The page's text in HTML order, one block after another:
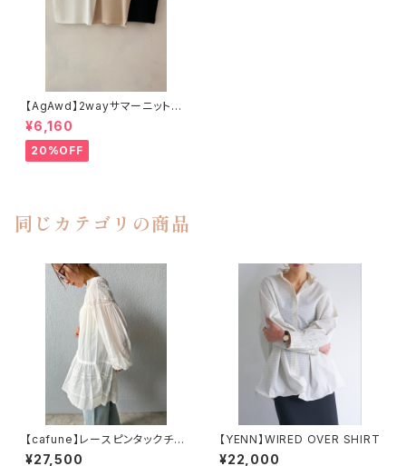
【AgAwd】2wayサマーニットタ
ンクトップ
¥6,160
20%OFF
同じカテゴリの商品
【cafune】レースピンタックチュ
ニックブラウス
¥27,500
【YENN】WIRED OVER SHIRT
¥22,000